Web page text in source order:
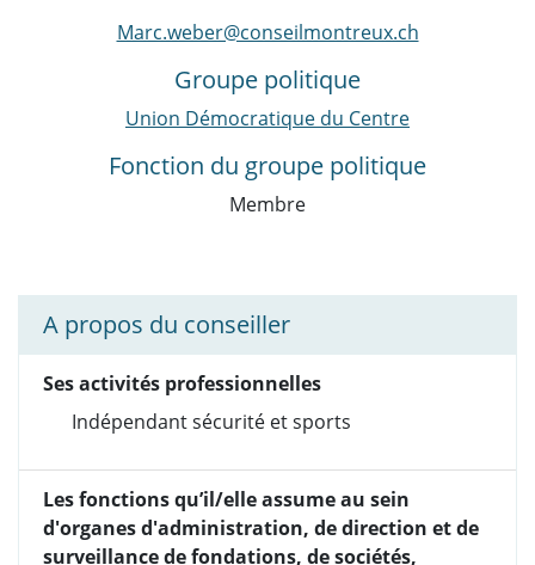
Marc.weber@conseilmontreux.ch
Groupe politique
Union Démocratique du Centre
Fonction du groupe politique
Membre
A propos du conseiller
Ses activités professionnelles
Indépendant sécurité et sports
Les fonctions qu’il/elle assume au sein
d'organes d'administration, de direction et de
surveillance de fondations, de sociétés,